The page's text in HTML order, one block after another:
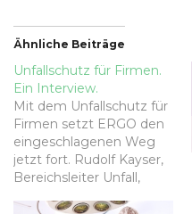
Ähnliche Beiträge
Unfallschutz für Firmen.
Ein Interview.
Mit dem Unfallschutz für
Firmen setzt ERGO den
eingeschlagenen Weg
jetzt fort. Rudolf Kayser,
Bereichsleiter Unfall,